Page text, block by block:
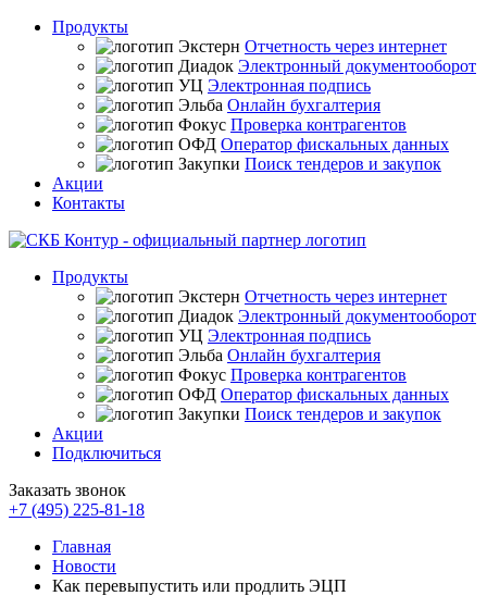
Продукты
Отчетность через интернет
Электронный документооборот
Электронная подпись
Онлайн бухгалтерия
Проверка контрагентов
Оператор фискальных данных
Поиск тендеров и закупок
Акции
Контакты
Продукты
Отчетность через интернет
Электронный документооборот
Электронная подпись
Онлайн бухгалтерия
Проверка контрагентов
Оператор фискальных данных
Поиск тендеров и закупок
Акции
Подключиться
Заказать звонок
+7 (495) 225-81-18
Главная
Новости
Как перевыпустить или продлить ЭЦП